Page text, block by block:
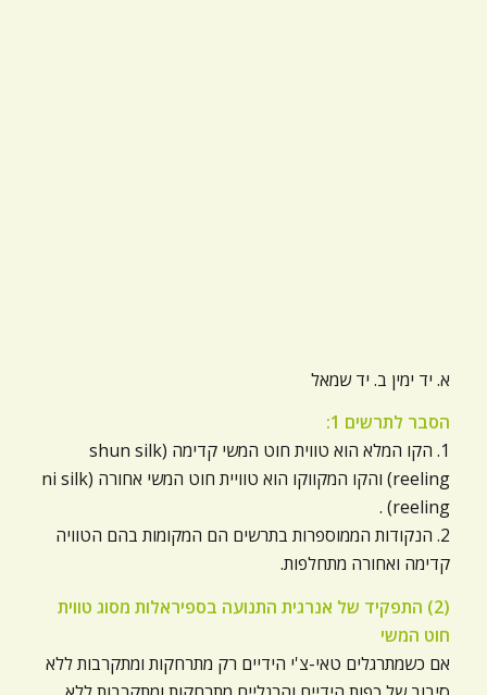
א. יד ימין ב. יד שמאל
הסבר לתרשים 1:
1. הקו המלא הוא טווית חוט המשי קדימה (shun silk
reeling) והקו המקווקו הוא טוויית חוט המשי אחורה (ni silk
reeling) .
2. הנקודות הממוספרות בתרשים הם המקומות בהם הטוויה
קדימה ואחורה מתחלפות.
(2) התפקיד של אנרגית התנועה בספיראלות מסוג טווית
חוט המשי
אם כשמתרגלים טאי-צ'י הידיים רק מתרחקות ומתקרבות ללא